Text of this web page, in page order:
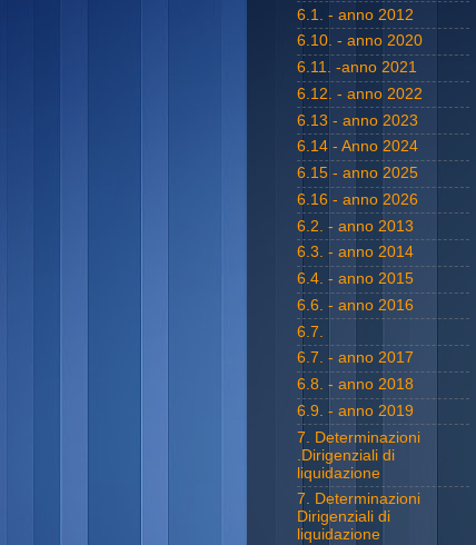
6.1. - anno 2012
6.10. - anno 2020
6.11. -anno 2021
6.12. - anno 2022
6.13 - anno 2023
6.14 - Anno 2024
6.15 - anno 2025
6.16 - anno 2026
6.2. - anno 2013
6.3. - anno 2014
6.4. - anno 2015
6.6. - anno 2016
6.7.
6.7. - anno 2017
6.8. - anno 2018
6.9. - anno 2019
7. Determinazioni
.Dirigenziali di
liquidazione
7. Determinazioni
Dirigenziali di
liquidazione